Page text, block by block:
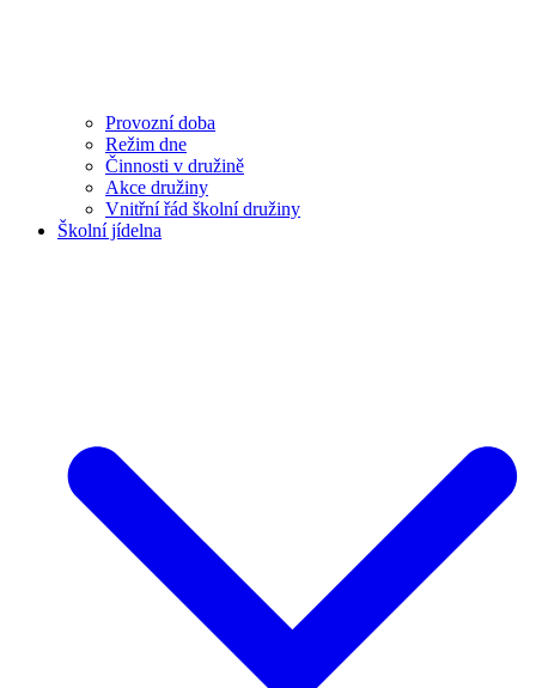
Provozní doba
Režim dne
Činnosti v družině
Akce družiny
Vnitřní řád školní družiny
Školní jídelna